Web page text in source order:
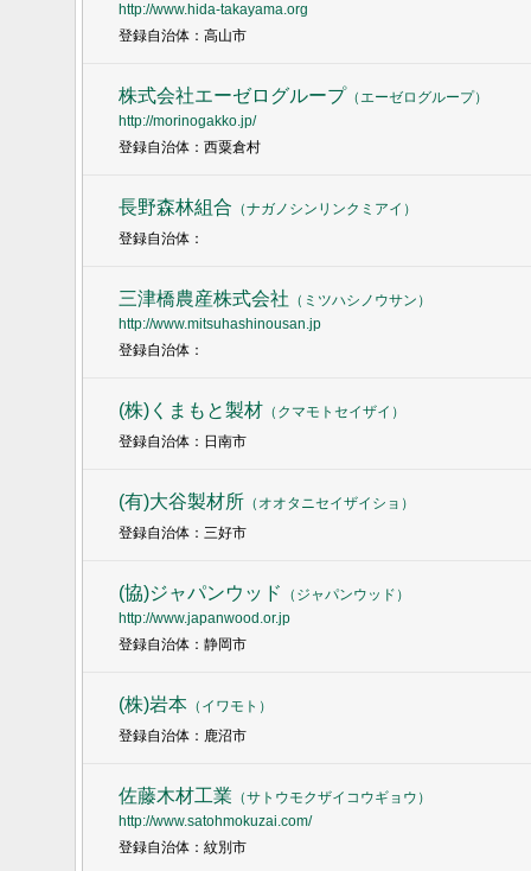
http://www.hida-takayama.org
登録自治体：高山市
株式会社エーゼログループ （エーゼログループ）
http://morinogakko.jp/
登録自治体：西粟倉村
長野森林組合 （ナガノシンリンクミアイ ）
登録自治体：
三津橋農産株式会社 （ ミツハシノウサン ）
http://www.mitsuhashinousan.jp
登録自治体：
(株)くまもと製材 （ クマモトセイザイ ）
登録自治体：日南市
(有)大谷製材所（ オオタニセイザイショ ）
登録自治体：三好市
(協)ジャパンウッド （ ジャパンウッド ）
http://www.japanwood.or.jp
登録自治体：静岡市
(株)岩本（ イワモト ）
登録自治体：鹿沼市
佐藤木材工業 （サトウモクザイコウギョウ ）
http://www.satohmokuzai.com/
登録自治体：紋別市